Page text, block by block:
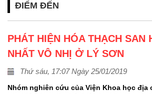
ĐIỂM ĐẾN
PHÁT HIỆN HÓA THẠCH SAN
NHẤT VÔ NHỊ Ở LÝ SƠN
Thứ sáu, 17:07 Ngày 25/01/2019
Nhóm nghiên cứu của Viện Khoa học địa